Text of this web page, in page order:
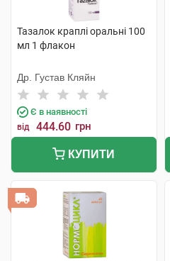
Тазалок краплі оральні 100
мл 1 флакон
Др. Густав Кляйн
Є в наявності
від 444.60 грн
КУПИТИ